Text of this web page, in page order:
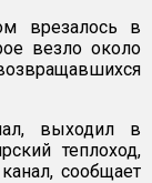
врезалось в
везло около
выходил в
теплоход,
сообщает